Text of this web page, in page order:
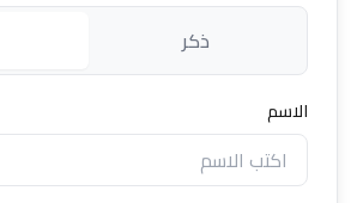
ذكر
الاسم